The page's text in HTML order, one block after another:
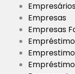
Empresas
Empresas
Empréstimo